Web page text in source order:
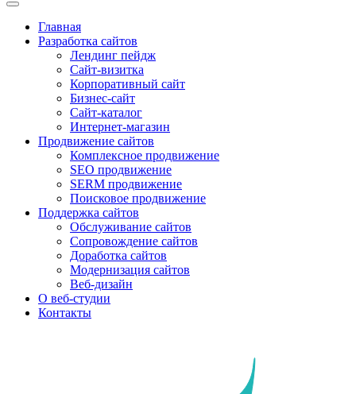
Главная
Разработка сайтов
Лендинг пейдж
Сайт-визитка
Корпоративный сайт
Бизнес-сайт
Сайт-каталог
Интернет-магазин
Продвижение сайтов
Комплексное продвижение
SEO продвижение
SERM продвижение
Поисковое продвижение
Поддержка сайтов
Обслуживание сайтов
Сопровождение сайтов
Доработка сайтов
Модернизация сайтов
Веб-дизайн
О веб-студии
Контакты